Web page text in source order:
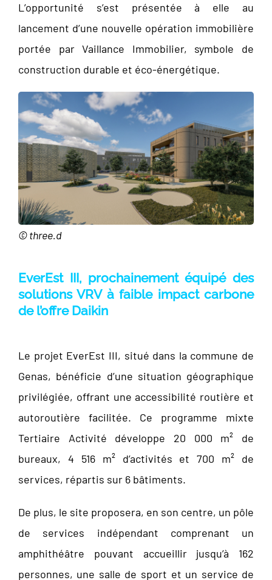
L’opportunité s’est présentée à elle au
lancement d’une nouvelle opération immobilière
portée par Vaillance Immobilier, symbole de
construction durable et éco-énergétique.
© three.d
EverEst III, prochainement équipé des
solutions VRV à faible impact carbone
de l’offre Daikin
Le projet EverEst III, situé dans la commune de
Genas, bénéficie d’une situation géographique
privilégiée, offrant une accessibilité routière et
autoroutière facilitée. Ce programme mixte
Tertiaire Activité développe 20 000 m² de
bureaux, 4 516 m² d’activités et 700 m² de
services, répartis sur 6 bâtiments.
De plus, le site proposera, en son centre, un pôle
de services indépendant comprenant un
amphithéâtre pouvant accueillir jusqu’à 162
personnes, une salle de sport et un service de